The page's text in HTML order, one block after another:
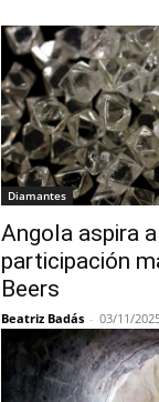
Diamantes
Angola aspira
participación
Beers
Beatriz Badás - 03/11/